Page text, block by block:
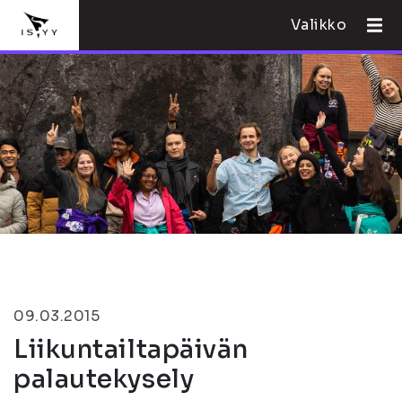
Valikko
09.03.2015
Liikuntailtapäivän
palautekysely